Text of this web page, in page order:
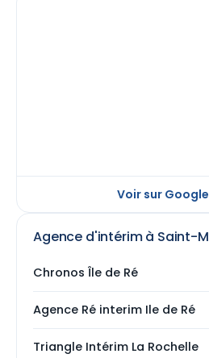
Voir sur
Agence d'intérim à Saint-
Chronos Île de Ré
Agence Ré interim Ile de Ré
Triangle Intérim La Rochelle